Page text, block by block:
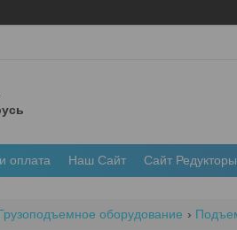
оплата Наш Сайт Сайт Редукторы
оборудование